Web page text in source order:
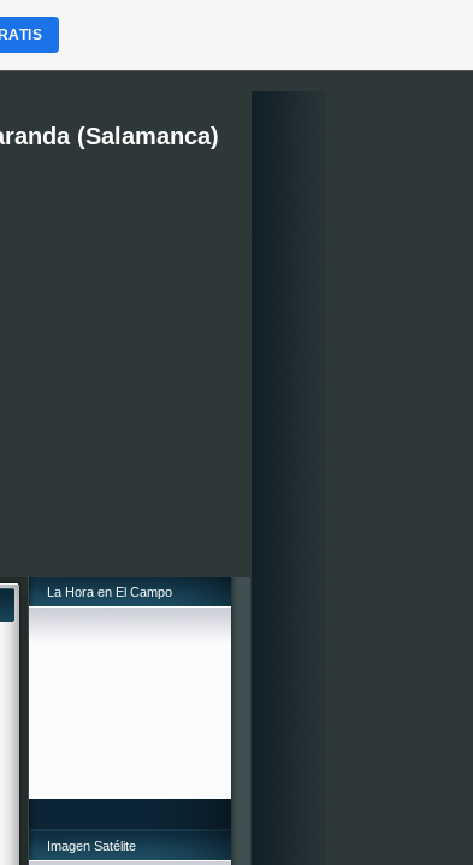
(Salamanca)
La Hora en El Campo
Imagen Satélite